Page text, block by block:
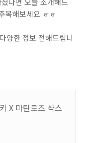
목해보세요 ㅎㅎ
양한 정보 전해드립니
X 마틴로즈 샥스